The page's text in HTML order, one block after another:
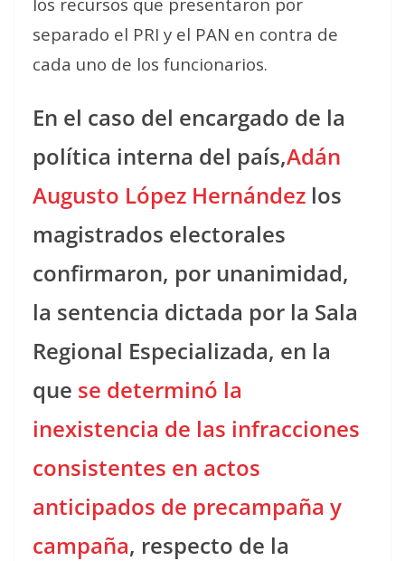
separado el PRI y el PAN en contra de
cada uno de los funcionarios.
En el caso del encargado de la
política interna del país,Adán
Augusto López Hernández los
magistrados electorales
confirmaron, por unanimidad,
la sentencia dictada por la Sala
Regional Especializada, en la
que se determinó la
inexistencia de las infracciones
consistentes en actos
anticipados de precampaña y
campaña, respecto de la